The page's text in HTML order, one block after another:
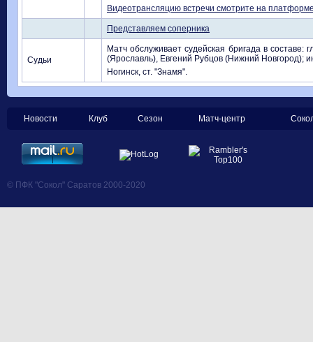
Видеотрансляцию встречи смотрите на
Представляем соперника
Судьи
Матч обслуживает судейская бригада в составе:
(Ярославль), Евгений Рубцов (Нижний Новгород);
Ногинск, ст. "Знамя".
Новости Клуб Сезон Матч-центр
© ПФК "Сокол" Саратов 2000-2020